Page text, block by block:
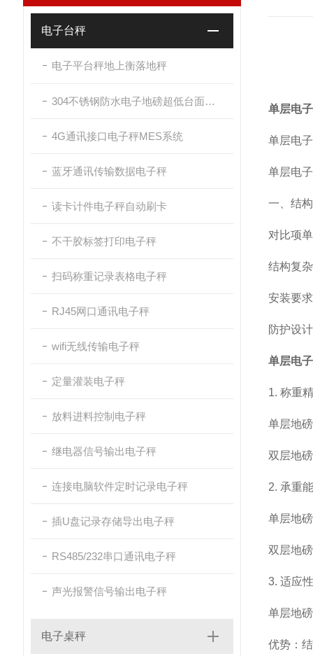
电子台秤
电子平台秤地上衡落地秤
304不锈钢防水电子地磅超低台面带斜坡
4G通讯接口电子秤MES系统
蓝牙通讯传输数据电子秤
读卡计件电子秤自动刷卡
不干胶标签打印电子秤
扫码称重记录表格电子秤
RJ45网口通讯电子秤
wifi无线传输电子秤
定量灌装电子秤
放料进料控制电子秤
继电器信号输出电子秤
连接电脑软件定时记录电子秤
插U盘记录存储导出电子秤
RS485/232串口通讯电子秤
声光报警信号输出电子秤
电子桌秤
单层电
单层电
单层电
一、结
对比项
结构复
安装要求
防护设计
单层电
1. 称重
单层地
双层地
2. 承重
单层地
双层地
3. 适应
单层地
优势：